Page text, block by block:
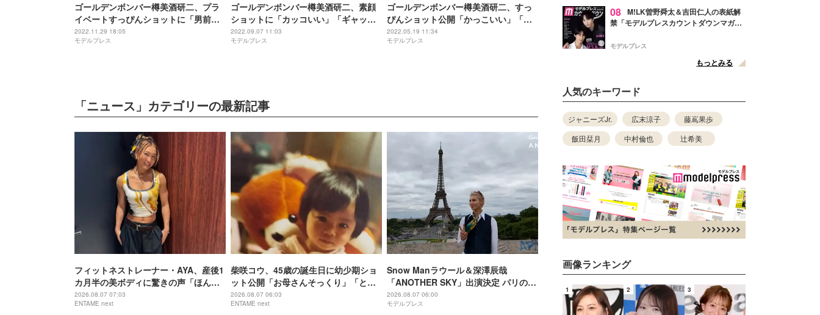
ゴールデンボンバー樽美酒研二、プラ
イベートすっぴんショットに「男前す
ぎる」「ただただイケメン」の声
2022.11.29 18:05
モデルプレス
ゴールデンボンバー樽美酒研二、素顔
ショットに「カッコいい」「ギャップ
すごい」の声
2022.09.07 11:03
モデルプレス
ゴールデンボンバー樽美酒研二、すっ
ぴんショット公開「かっこいい」「カ
ープ男子だったの？」
2022.05.19 11:34
モデルプレス
「ニュース」カテゴリーの最新記事
フィットネストレーナー・AYA、産後1
カ月半の美ボディに驚きの声「ほんと
に出産したのー？」
2026.08.07 07:03
ENTAME next
柴咲コウ、45歳の誕生日に幼少期ショ
ット公開「お母さんそっくり」「とん
でもなくかわいい」
2026.08.07 06:03
ENTAME next
Snow Manラウール＆深澤辰哉
「ANOTHER SKY」出演決定 パリの所
属事務所・祖父母と通った武蔵小山…
それぞれの思い出の地へ
2026.08.07 06:00
モデルプレス
08 M!LK曽野舜太＆吉田仁人の表紙解
禁「モデルプレスカウントダウンマガジ
モデルプレス
もっとみる
人気のキーワード
ジャニーズJr. 広末涼子
藤嶌果歩
飯田栞月
中村倫也 辻希美
画像ランキング
1 2 3